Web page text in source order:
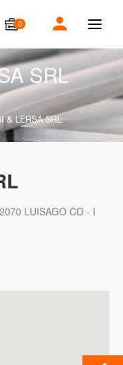
0
T
g
g
l
n
a
v
i
o
SRL
& LERSA SRL
LUISAGO CO - I